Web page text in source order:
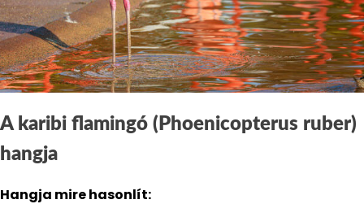
A karibi flamingó (Phoenicopterus ruber)
hangja
Hangja mire hasonlít: